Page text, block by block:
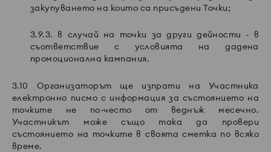
закупуването на които са присъдени Точки;
3.9.3. в случай на точки за други дейности - в
съответствие с условията на дадена
промоционална кампания.
3.10 Организаторът ще изпрати на Участника
електронно писмо с информация за състоянието на
точките не по-често от веднъж месечно.
Участникът може също така да провери
състоянието на точките в своята сметка по всяко
време.